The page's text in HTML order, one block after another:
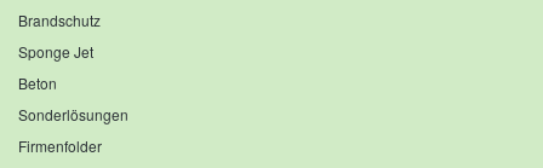
Brandschutz
Sponge Jet
Beton
Sonderlösungen
Firmenfolder